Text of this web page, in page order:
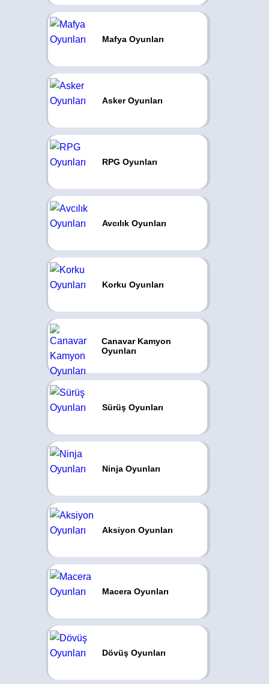
Mafya Oyunları
Asker Oyunları
RPG Oyunları
Avcılık Oyunları
Korku Oyunları
Canavar Kamyon
Oyunları
Sürüş Oyunları
Ninja Oyunları
Aksiyon Oyunları
Macera Oyunları
Dövüş Oyunları